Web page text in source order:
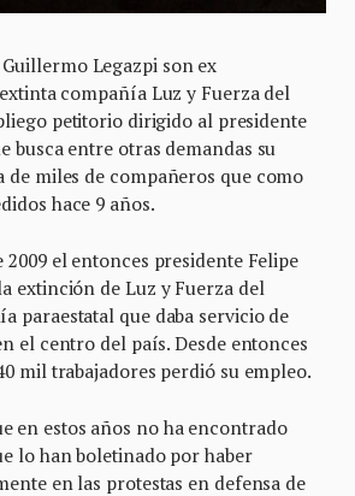
Legazpi son ex
compañía Luz y Fuerza del
petitorio dirigido al presidente
busca entre otras demandas su
miles de compañeros que como
hace 9 años.
2009 el entonces presidente Felipe
extinción de Luz y Fuerza del
paraestatal que daba servicio de
el centro del país. Desde entonces
mil trabajadores perdió su empleo.
en estos años no ha encontrado
lo han boletinado por haber
en las protestas en defensa de